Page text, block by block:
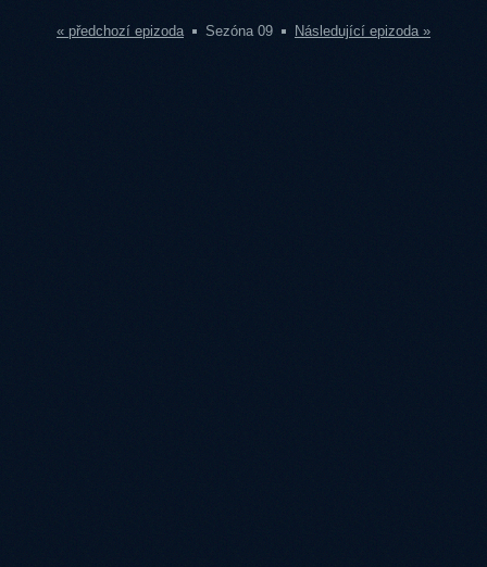
« předchozí epizoda Sezóna 09 Následující epizoda »